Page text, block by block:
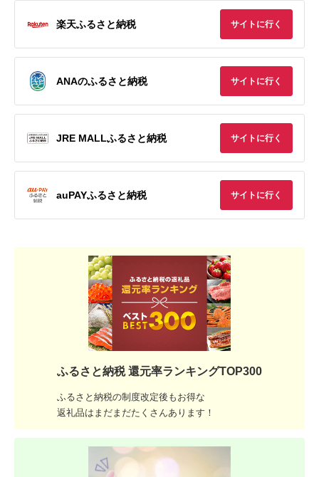
楽天ふるさと納税 サイトに行く
ANAのふるさと納税 サイトに行く
JRE MALLふるさと納税 サイトに行く
auPAYふるさと納税 サイトに行く
ふるさと納税 還元率ランキングTOP300
ふるさと納税の制度改定後もお得な
返礼品はまだまだたくさんあります！